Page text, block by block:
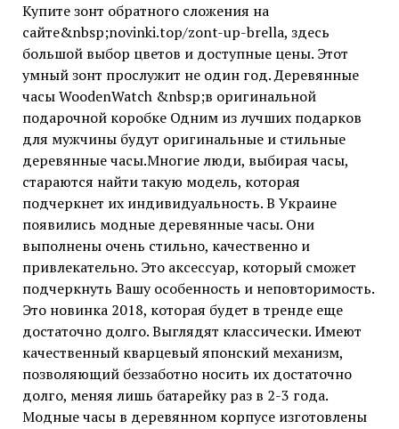
Купите зонт обратного сложения на
сайте&nbsp;novinki.top/zont-up-brella, здесь
большой выбор цветов и доступные цены. Этот
умный зонт прослужит не один год. Деревянные
часы WoodenWatch &nbsp;в оригинальной
подарочной коробке Одним из лучших подарков
для мужчины будут оригинальные и стильные
деревянные часы.Многие люди, выбирая часы,
стараются найти такую модель, которая
подчеркнет их индивидуальность. В Украине
появились модные деревянные часы. Они
выполнены очень стильно, качественно и
привлекательно. Это аксессуар, который сможет
подчеркнуть Вашу особенность и неповторимость.
Это новинка 2018, которая будет в тренде еще
достаточно долго. Выглядят классически. Имеют
качественный кварцевый японский механизм,
позволяющий беззаботно носить их достаточно
долго, меняя лишь батарейку раз в 2-3 года.
Модные часы в деревянном корпусе изготовлены